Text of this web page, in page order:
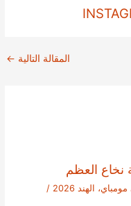
المقالة التالية ←
العظم
الهند 2026
/